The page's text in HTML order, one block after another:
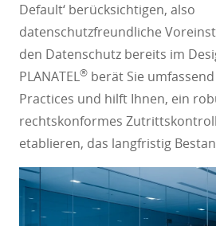
Default‘ berücksichtigen, also
datenschutzfreundliche
den Datenschutz bereits im
PLANATEL® berät Sie
Practices und hilft Ihnen, ein
rechtskonformes
etablieren, das langfristig